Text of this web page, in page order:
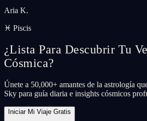
Aria K.
♓ Piscis
¿Lista Para Descubrir Tu
Cósmica?
Únete a 50,000+ amantes de la astrología
Sky para guía diaria e insights cósmicos
Iniciar Mi Viaje Gratis